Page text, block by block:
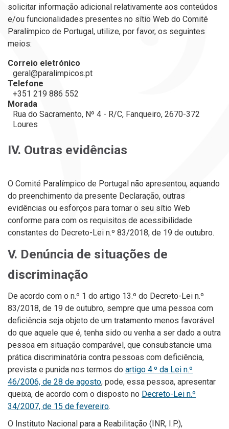
solicitar informação adicional relativamente aos conteúdos
e/ou funcionalidades presentes no sítio Web do Comité
Paralímpico de Portugal, utilize, por favor, os seguintes
meios:
Correio eletrónico
geral@paralimpicos.pt
Telefone
+351 219 886 552
Morada
Rua do Sacramento, Nº 4 - R/C, Fanqueiro, 2670-372
Loures
IV. Outras evidências
O Comité Paralímpico de Portugal não apresentou, aquando
do preenchimento da presente Declaração, outras
evidências ou esforços para tornar o seu sítio Web
conforme para com os requisitos de acessibilidade
constantes do Decreto-Lei n.º 83/2018, de 19 de outubro.
V. Denúncia de situações de
discriminação
De acordo com o n.º 1 do artigo 13.º do Decreto-Lei n.º
83/2018, de 19 de outubro, sempre que uma pessoa com
deficiência seja objeto de um tratamento menos favorável
do que aquele que é, tenha sido ou venha a ser dado a outra
pessoa em situação comparável, que consubstancie uma
prática discriminatória contra pessoas com deficiência,
prevista e punida nos termos do artigo 4.º da Lei n.º
46/2006, de 28 de agosto, pode, essa pessoa, apresentar
queixa, de acordo com o disposto no Decreto-Lei n.º
34/2007, de 15 de fevereiro.
O Instituto Nacional para a Reabilitação (INR, I.P.),